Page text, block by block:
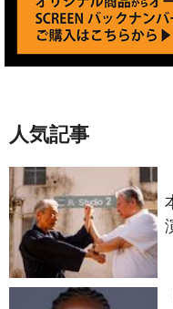
人気記事